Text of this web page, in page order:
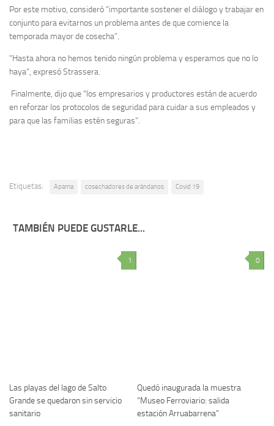
Por este motivo, consideró “importante sostener el diálogo y trabajar en
conjunto para evitarnos un problema antes de que comience la
temporada mayor de cosecha”.
“Hasta ahora no hemos tenido ningún problema y esperamos que no lo
haya”, expresó Strassera.
Finalmente, dijo que “los empresarios y productores están de acuerdo
en reforzar los protocolos de seguridad para cuidar a sus empleados y
para que las familias estén seguras”.
Etiquetas: Apama cosechadores de arándanos Covid 19
TAMBIÉN PUEDE GUSTARLE...
1
Las playas del lago de Salto
Grande se quedaron sin servicio
sanitario
0
Quedó inaugurada la muestra
“Museo Ferroviario: salida
estación Arruabarrena”